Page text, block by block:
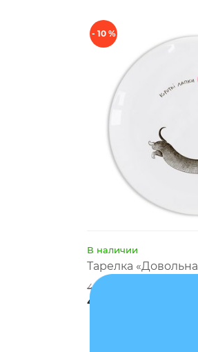
- 10 %
В наличии
Тарелка
499 грн
449 грн